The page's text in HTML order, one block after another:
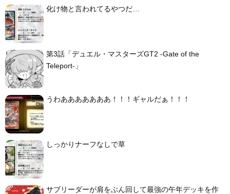
化け物と言われてるやつだ…
第3話「デュエル・マスターズGT2 -Gate of the
Teleport-」
うわあああああああ！！！ギャルだぁ！！！
しっかりナーフなしで草
サブリーダーが肩をぶん回して最強の午年デッキを作